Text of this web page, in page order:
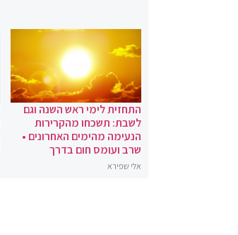
התחזית לימי ראש השנה וגם
לשבת: תשכחו מהקרירות
הנעימה מהימים האחרונים •
שרב ועומס חום בדרך
אלי שפירא